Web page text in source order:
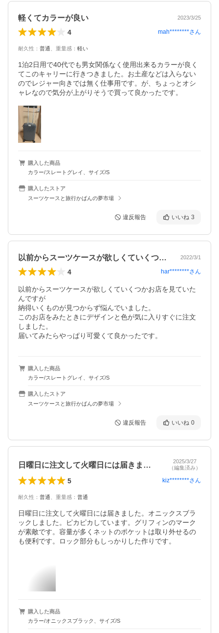
軽くてカラーが良い 2023/3/25
4 mah********さん
耐久性 ： 普通 重量感 ： 軽い
1泊2日用で40代でも男女関係なく使用出来るカラーが良く
てこのキャリーに行きつきました。お土産などは入らない
のでレジャー向きでは無く仕事用です。が、ちょっとオシ
ャレなので気分が上がりそうで買って良かったです。
購入した商品
カラー/スレートグレイ、サイズ/S
購入したストア
スーツケースと旅行かばんの夢市場
違反報告 いいね 3
以前からスーツケースが欲しくていくつか… 2022/3/1
4 har********さん
以前からスーツケースが欲しくていくつかお店を見ていた
んですが
納得いくものが見つからず悩んでいました。
このお店をみたときにデザインと色が気に入りすぐに注文
しました。
届いてみたらやっぱり可愛くて良かったです。
購入した商品
カラー/スレートグレイ、サイズ/S
購入したストア
スーツケースと旅行かばんの夢市場
違反報告 いいね 0
日曜日に注文して火曜日には届きました。…
2025/3/27
（編集済み）
5 kiz********さん
耐久性 ： 普通 重量感 ： 普通
日曜日に注文して火曜日には届きました。オニックスブラ
ックしました。ピカピカしています。グリフィンのマーク
が素敵です。容量が多くネットのポケットは取り外せるの
も便利です。ロック部分もしっかりした作りです。
購入した商品
カラー/オニックスブラック、サイズ/S